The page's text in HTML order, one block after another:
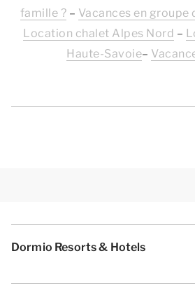
famille ? – Vacances en
Location chalet Alpes Nord –
Haute-Savoie–
Dormio Resorts & Hotels